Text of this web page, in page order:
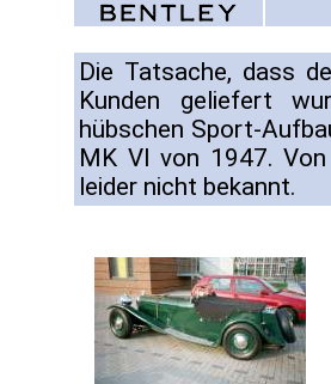
Die Tatsache, dass
Kunden geliefert
hübschen Sport-
MK VI von 1947.
leider nicht bekannt.